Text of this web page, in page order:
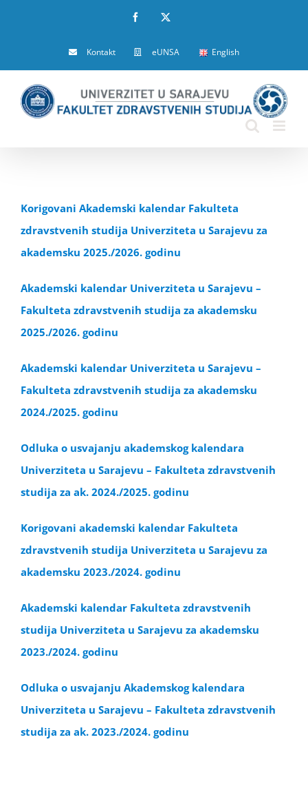
Facebook
Kontakt eUNSA English
Korigovani Akademski kalendar Fakulteta
zdravstvenih studija Univerziteta u Sarajevu za
akademsku 2025./2026. godinu
Akademski kalendar Univerziteta u Sarajevu –
Fakulteta zdravstvenih studija za akademsku
2025./2026. godinu
Akademski kalendar Univerziteta u Sarajevu –
Fakulteta zdravstvenih studija za akademsku
2024./2025. godinu
Odluka o usvajanju akademskog kalendara
Univerziteta u Sarajevu – Fakulteta zdravstvenih
studija za ak. 2024./2025. godinu
Korigovani akademski kalendar Fakulteta
zdravstvenih studija Univerziteta u Sarajevu za
akademsku 2023./2024. godinu
Akademski kalendar Fakulteta zdravstvenih
studija Univerziteta u Sarajevu za akademsku
2023./2024. godinu
Odluka o usvajanju Akademskog kalendara
Univerziteta u Sarajevu – Fakulteta zdravstvenih
studija za ak. 2023./2024. godinu